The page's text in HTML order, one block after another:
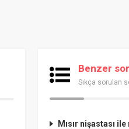
Benzer
Sıkça sorulan
Mısır nişastası